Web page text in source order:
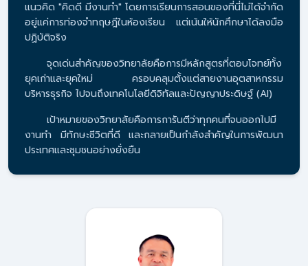
แนวคิด "คิดดี มีงานทำ" โดยการเรียนการสอนของที่นี่ไม่ได้จำกัด
อยู่แค่การท่องจำทฤษฎีในห้องเรียน แต่เน้นให้นักศึกษาได้ลงมือ
ปฏิบัติจริง
จุดเด่นสำคัญของวิทยาลัยคือการมีหลักสูตรที่ตอบโจทย์ทั้ง
ยุคเก่าและยุคใหม่ ครอบคลุมตั้งแต่สายงานอุตสาหกรรม
บริหารธุรกิจ ไปจนถึงเทคโนโลยีดิจิทัลและปัญญาประดิษฐ์ (AI)
เป้าหมายของวิทยาลัยคือการการันตีว่าทุกคนที่จบออกไปมี
งานทำ มีทักษะชีวิตที่ดี และกลายเป็นกำลังสำคัญในการพัฒนา
ประเทศและชุมชนอย่างยั่งยืน